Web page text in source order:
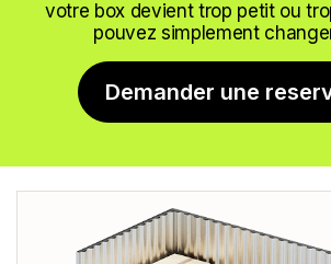
votre box devient trop petit ou
pouvez simplement
Demander une